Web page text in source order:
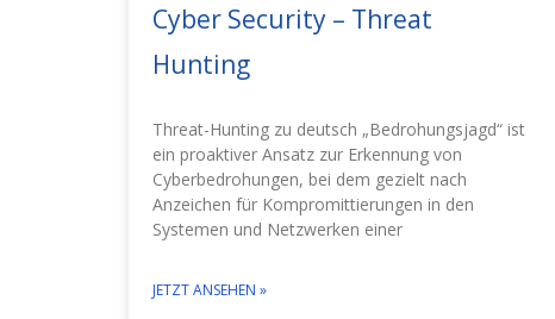
Cyber Security – Threat
Hunting
Threat-Hunting zu deutsch „Bedrohungsjagd“ ist
ein proaktiver Ansatz zur Erkennung von
Cyberbedrohungen, bei dem gezielt nach
Anzeichen für Kompromittierungen in den
Systemen und Netzwerken einer
JETZT ANSEHEN »